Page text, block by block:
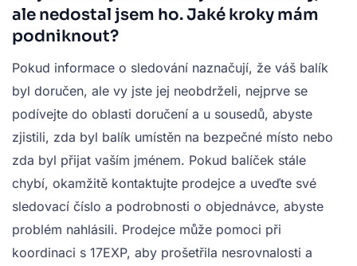
ale nedostal jsem ho. Jaké kroky mám
podniknout?
Pokud informace o sledování naznačují, že váš balík
byl doručen, ale vy jste jej neobdrželi, nejprve se
podívejte do oblasti doručení a u sousedů, abyste
zjistili, zda byl balík umístěn na bezpečné místo nebo
zda byl přijat vaším jménem. Pokud balíček stále
chybí, okamžitě kontaktujte prodejce a uveďte své
sledovací číslo a podrobnosti o objednávce, abyste
problém nahlásili. Prodejce může pomoci při
koordinaci s 17EXP, aby prošetřila nesrovnalosti a